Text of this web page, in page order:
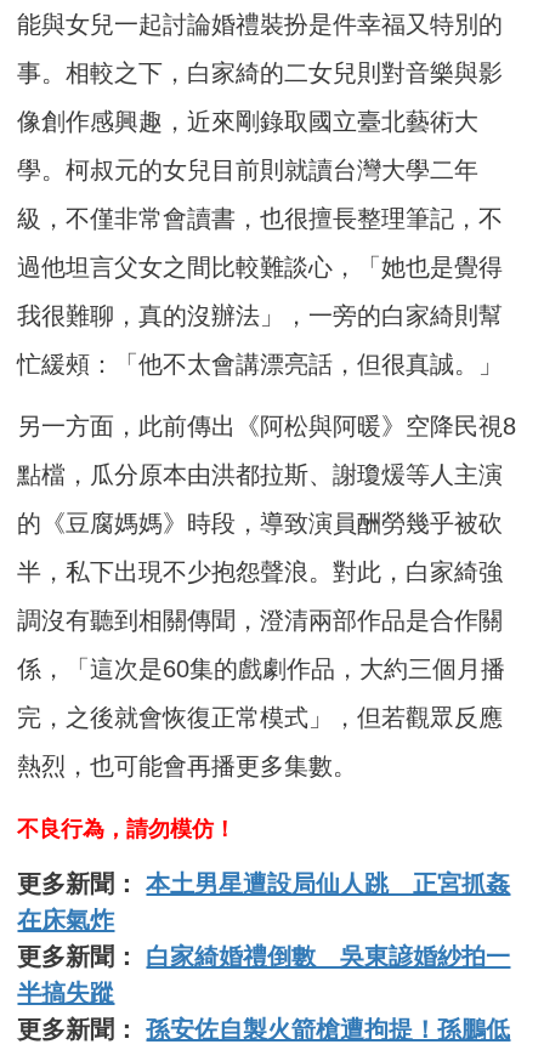
能與女兒一起討論婚禮裝扮是件幸福又特別的
事。相較之下，白家綺的二女兒則對音樂與影
像創作感興趣，近來剛錄取國立臺北藝術大
學。柯叔元的女兒目前則就讀台灣大學二年
級，不僅非常會讀書，也很擅長整理筆記，不
過他坦言父女之間比較難談心，「她也是覺得
我很難聊，真的沒辦法」，一旁的白家綺則幫
忙緩頰：「他不太會講漂亮話，但很真誠。」
另一方面，此前傳出《阿松與阿暖》空降民視8
點檔，瓜分原本由洪都拉斯、謝瓊煖等人主演
的《豆腐媽媽》時段，導致演員酬勞幾乎被砍
半，私下出現不少抱怨聲浪。對此，白家綺強
調沒有聽到相關傳聞，澄清兩部作品是合作關
係，「這次是60集的戲劇作品，大約三個月播
完，之後就會恢復正常模式」，但若觀眾反應
熱烈，也可能會再播更多集數。
不良行為，請勿模仿！
更多新聞：本土男星遭設局仙人跳 正宮抓姦
在床氣炸
更多新聞： 白家綺婚禮倒數 吳東諺婚紗拍一
半搞失蹤
更多新聞：孫安佐自製火箭槍遭拘提！孫鵬低